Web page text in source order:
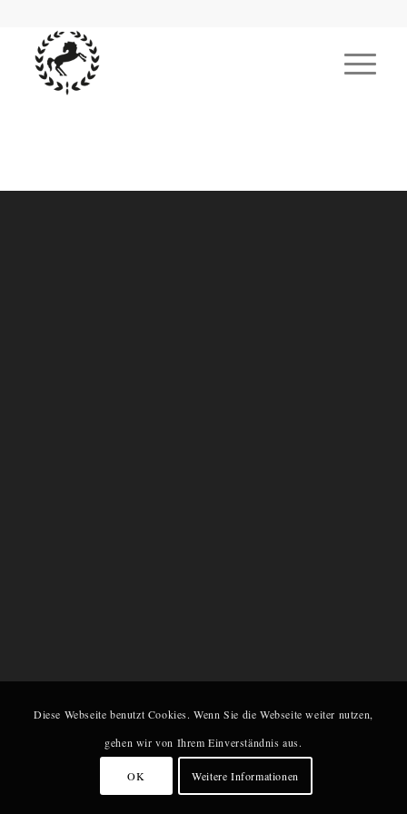
Diese Webseite benutzt Cookies. Wenn Sie die Webseite weiter nutzen,
gehen wir von Ihrem Einverständnis aus.
OK Weitere Informationen